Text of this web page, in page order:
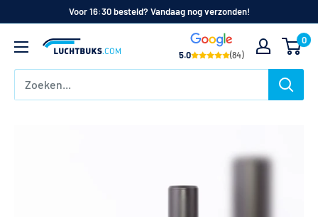
inhoud
Voor 16:30 besteld? Vandaag nog verzonden!
Luchtbuks.com
5.0 (84)
0